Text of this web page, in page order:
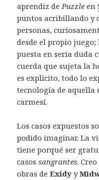
aprendiz dePuzzle en
puntos acribillando y
personas,
desde el propio
puesta en seria duda
cuerda que sujeta la
es explícito, todo lo
tecnología de aquella
carmesí.
Los casos expuestos
podido imaginar. La
tiene porqué ser
casossangrantes.
obras deExidy y